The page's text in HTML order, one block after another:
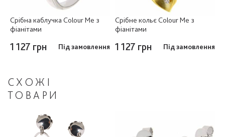
Срібна каблучка Colour Me з
фіанітами
1 127 грн Під замовлення
Срібне кольє Colour Me з
фіанітами
1 127 грн Під замовлення
СХОЖІ
ТОВАРИ